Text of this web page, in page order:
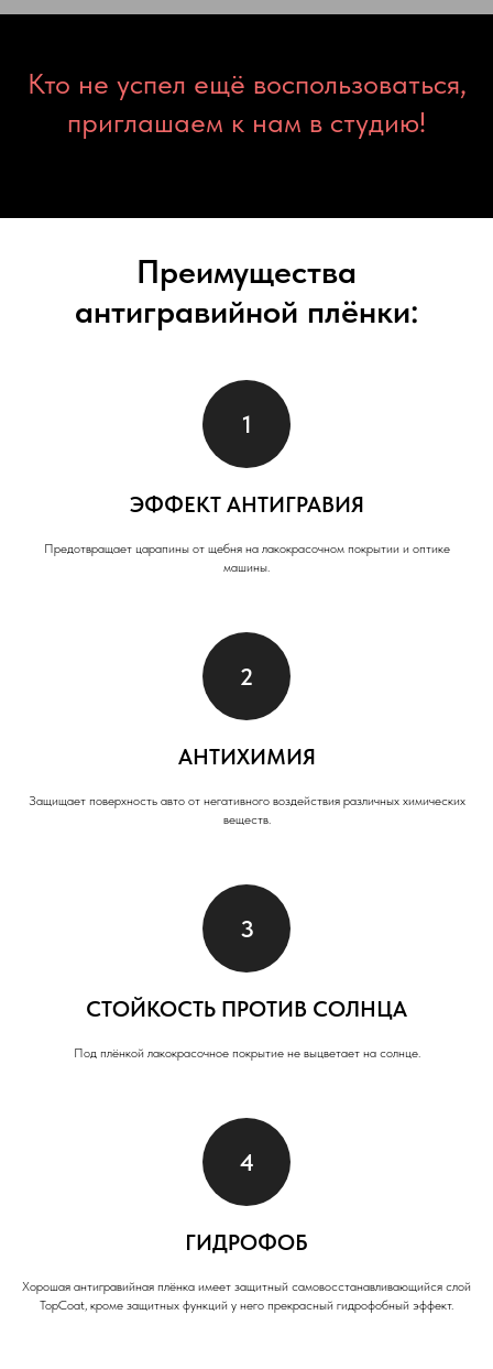
Кто не успел ещё воспользоваться,
приглашаем к нам в студию!
Преимущества
антигравийной плёнки:
ЭФФЕКТ АНТИГРАВИЯ
Предотвращает царапины от щебня на лакокрасочном покрытии и оптике
машины.
АНТИХИМИЯ
Защищает поверхность авто от негативного воздействия различных химических
веществ.
СТОЙКОСТЬ ПРОТИВ СОЛНЦА
Под плёнкой лакокрасочное покрытие не выцветает на солнце.
ГИДРОФОБ
Хорошая антигравийная плёнка имеет защитный самовосстанавливающийся слой
TopCoat, кроме защитных функций у него прекрасный гидрофобный эффект.